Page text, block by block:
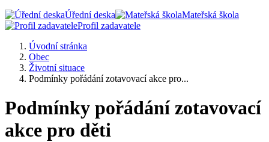
Úřední deska
Mateřská škola
Profil zadavatele
Úvodní stránka
Obec
Životní situace
Podmínky pořádání zotavovací akce pro...
Podmínky pořádání zotavovací
akce pro děti